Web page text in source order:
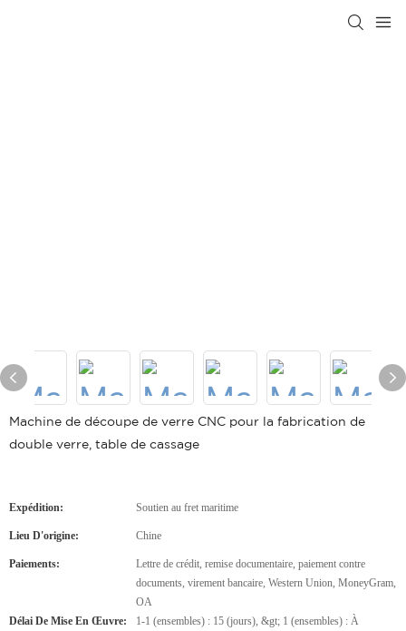
Machine de découpe de verre CNC pour la fabrication de
double verre, table de cassage
Expédition: Soutien au fret maritime
Lieu D'origine: Chine
Paiements:
Lettre de crédit, remise documentaire, paiement contre
documents, virement bancaire, Western Union, MoneyGram,
OA
Délai De Mise En Œuvre:
1-1 (ensembles) : 15 (jours), &gt; 1 (ensembles) : À